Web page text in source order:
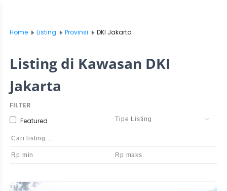
Home Listing Provinsi DKI Jakarta
Listing di Kawasan DKI
Jakarta
FILTER
Featured